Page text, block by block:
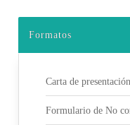
Formatos
Carta de
Formulario de No